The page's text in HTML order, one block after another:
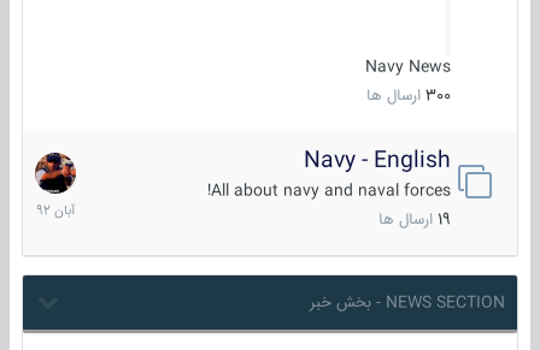
Navy News
300 ارسال ها
Navy - English
All about navy and naval forces!
ارسال ها
22
آبان
1392
NEWS SECTION - بخش خبر